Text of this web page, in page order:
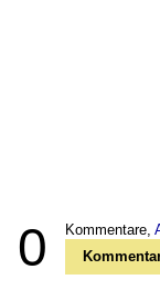
0 Kommentare,